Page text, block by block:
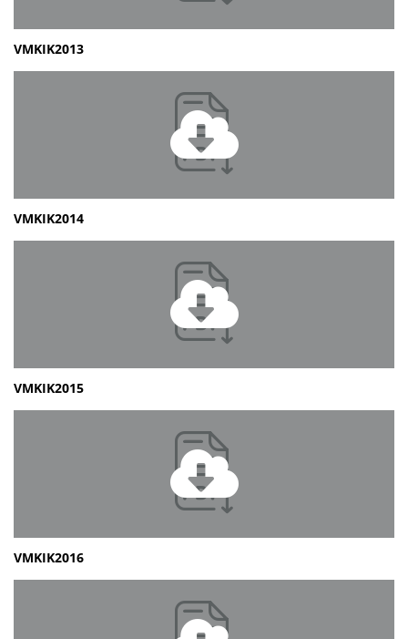
VMKIK2013
VMKIK2014
VMKIK2015
VMKIK2016